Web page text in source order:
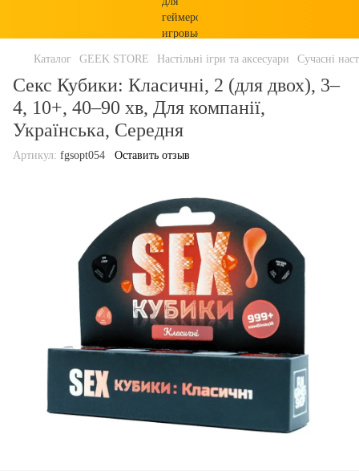
Каталог GEEK STORE Настільні ігри та аксесуари Сучасні
Секс Кубики: Класичні, 2 (для двох), 3–
4, 10+, 40–90 хв, Для компанії,
Українська, Середня
Артикул: fgsopt054 Оставить отзыв